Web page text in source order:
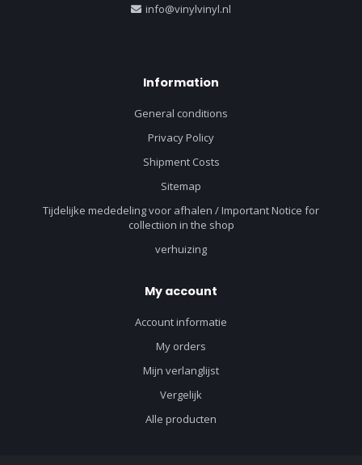
info@vinylvinyl.nl
Information
General conditions
Privacy Policy
Shipment Costs
Sitemap
Tijdelijke mededeling voor afhalen / Important Notice for
collectiion in the shop
verhuizing
My account
Account informatie
My orders
Mijn verlanglijst
Vergelijk
Alle producten